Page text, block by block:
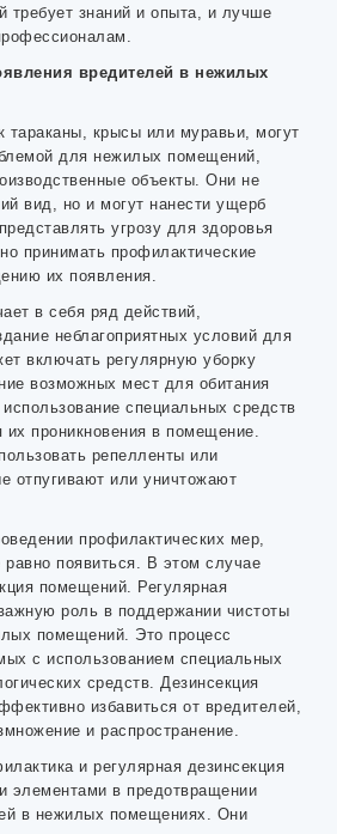
требует знаний и опыта, и лучше
вредителей в нежилых
тараканы, крысы или муравьи, могут
для нежилых помещений,
объекты. Они не
вид, но и могут нанести ущерб
угрозу для здоровья
принимать профилактические
их появления.
в себя ряд действий,
неблагоприятных условий для
включать регулярную уборку
возможных мест для обитания
специальных средств
проникновения в помещение.
репелленты или
отпугивают или уничтожают
профилактических мер,
равно появиться. В этом случае
помещений. Регулярная
роль в поддержании чистоты
помещений. Это процесс
с использованием специальных
средств. Дезинсекция
избавиться от вредителей,
и распространение.
и регулярная дезинсекция
элементами в предотвращении
в нежилых помещениях. Они